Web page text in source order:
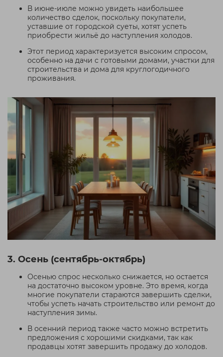
В июне-июле можно увидеть наибольшее
количество сделок, поскольку покупатели,
уставшие от городской суеты, хотят успеть
приобрести жильё до наступления холодов.
Этот период характеризуется высоким спросом,
особенно на дачи с готовыми домами, участки для
строительства и дома для круглогодичного
проживания.
3. Осень (сентябрь-октябрь)
Осенью спрос несколько снижается, но остается
на достаточно высоком уровне. Это время, когда
многие покупатели стараются завершить сделки,
чтобы успеть начать строительство или ремонт до
наступления зимы.
В осенний период также часто можно встретить
предложения с хорошими скидками, так как
продавцы хотят завершить продажу до холодов.